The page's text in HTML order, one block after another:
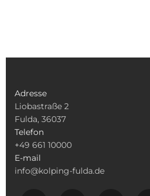
Adresse
Liobastraße 2
Fulda, 36037
Telefon
+49 661 10000
E-mail
info@kolping-fulda.de